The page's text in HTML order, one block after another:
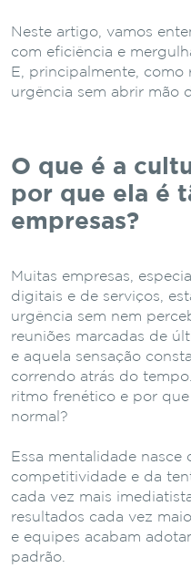
Neste artigo, vamos
com eficiência e
E, principalmente, como
urgência sem abrir mão
O que é a
por que ela é
empresas?
Muitas empresas,
digitais e de serviços,
urgência sem nem
reuniões marcadas de
e aquela sensação
correndo atrás do
ritmo frenético e por
normal?
Essa mentalidade nasce
competitividade e da
cada vez mais
resultados cada vez
e equipes acabam
padrão.